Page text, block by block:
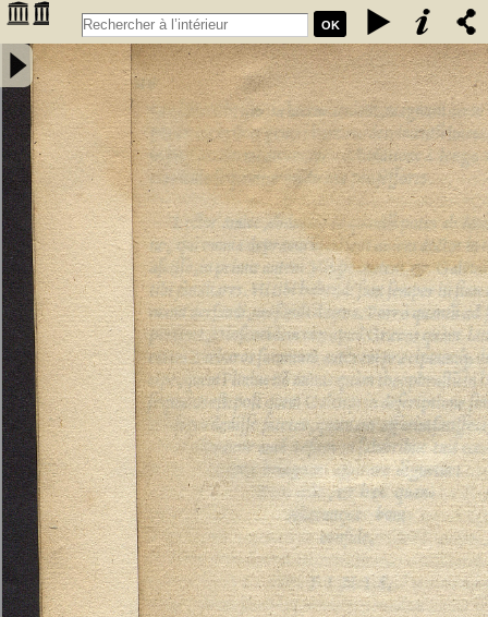
OK
Annotatiunculae Sebastiani Montui artium, ac medicinae doctoris in
errata recentiorum medicorum per Leonardum Fuchsium germanum
collecta. Apologetica epistola pro defensione Arabum a domino
Bernardo Unger Germano composita - Monteux, Sébastien de
(15..-15..). Auteur